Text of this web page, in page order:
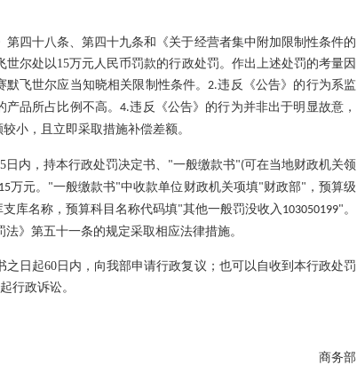
四十八条、第四十九条和《关于经营者集中附加限制性条件的
世尔处以15万元人民币罚款的行政处罚。作出上述处罚的考量因
默飞世尔应当知晓相关限制性条件。2.违反《公告》的行为系监
产品所占比例不高。4.违反《公告》的行为并非出于明显故意，
小，且立即采取措施补偿差额。
日内，持本行政处罚决定书、 "一般缴款书"(可在当地财政机关领
万元。 "一般缴款书"中收款单位财政机关项填"财政部" ，预算级
库名称，预算科目名称代码填"其他一般罚没收入 103050199"。
》第五十一条的规定采取相应法律措施。
之日起60 日内，向我部申请行政复议；也可以自收到本行政处罚
行政诉讼。
商务部